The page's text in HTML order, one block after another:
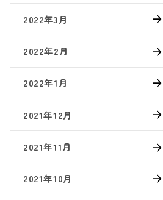
2022年3月
2022年2月
2022年1月
2021年12月
2021年11月
2021年10月